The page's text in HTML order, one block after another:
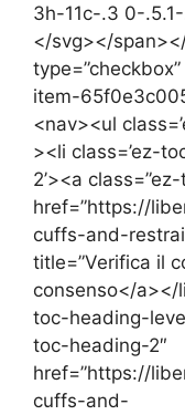
3h-11c-.3 0-
</svg></
item-
<nav><ul
><li class=’ez-
2’><a
href=”https://
cuffs-and-
title=”Verifica il
consenso</a></
toc-heading-
toc-heading-2″
href=”https://
cuffs-and-